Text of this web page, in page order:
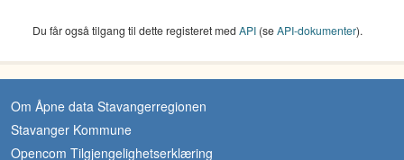
Du får også tilgang til dette registeret med API (seAPI-dokumenter).
Om Åpne data Stavangerregionen
Stavanger Kommune
Opencom Tilgjengelighetserklæring